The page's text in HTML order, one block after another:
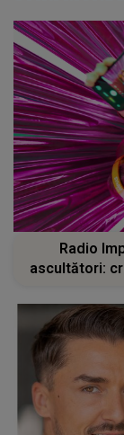
Radio
ascultători: